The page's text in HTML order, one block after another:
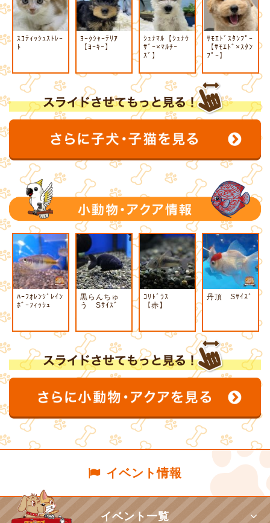
ｽｺﾃｨｯｼｭｽﾄﾚｰ
ﾄ
ﾖｰｸｼｬｰﾃﾘｱ
【ﾖｰｷｰ】
ｼｭﾅﾏﾙ【ｼｭﾅｳ
ｻﾞｰ×ﾏﾙﾁｰ
ｽﾞ】
ｻﾓｴﾄﾞｽﾀﾝﾌﾟｰ
【ｻﾓｴﾄﾞ×ｽﾀﾝ
ﾌﾟｰ】
ﾊｰﾌｵﾚﾝｼﾞﾚｲﾝ
ﾎﾞｰﾌｨｯｼｭ
黒らんちゅ
う Sｻｲｽﾞ
ｺﾘﾄﾞﾗｽ
【赤】
丹頂 Sｻｲｽﾞ
イベント情報
イベント一覧